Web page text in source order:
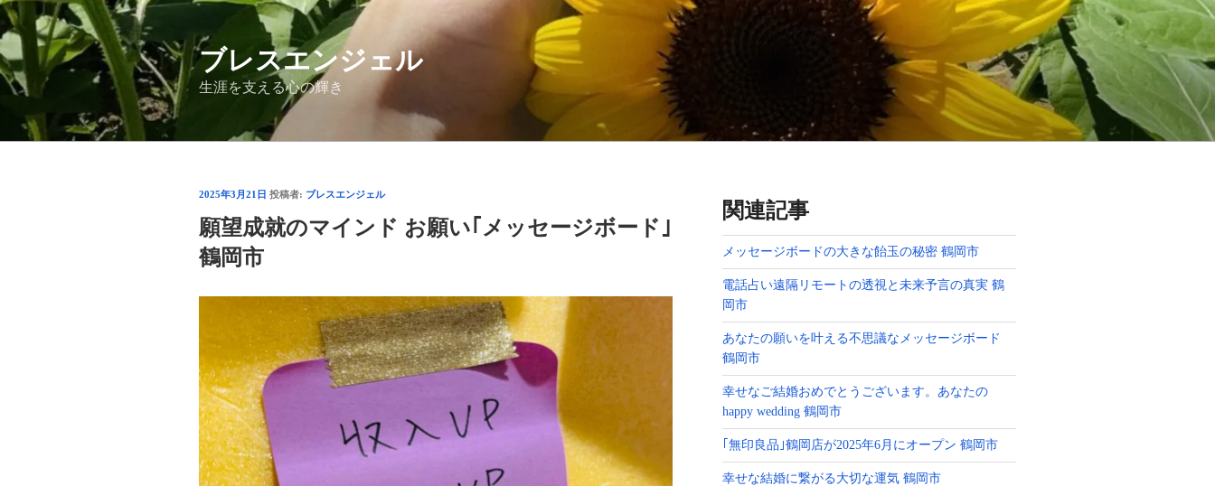
コ
ン
テ
ン
ツ
ス
ブレスエンジェル
生涯を支える心の輝き
投
日:
2025年3月21日 投稿者: ブレスエンジェル
願望成就のマインド お願い｢メッセージボード｣
鶴岡市
関連記事
メッセージボードの大きな飴玉の秘密 鶴岡市
電話占い遠隔リモートの透視と未来予言の真実 鶴
岡市
あなたの願いを叶える不思議なメッセージボード
鶴岡市
幸せなご結婚おめでとうございます。あなたの
happy wedding 鶴岡市
｢無印良品｣鶴岡店が2025年6月にオープン 鶴岡市
幸せな結婚に繋がる大切な運気 鶴岡市